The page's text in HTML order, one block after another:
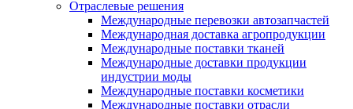
Отраслевые решения
Международные перевозки автозапчастей
Международная доставка агропродукции
Международные поставки тканей
Международные доставки продукции
индустрии моды
Международные поставки косметики
Международные поставки отрасли